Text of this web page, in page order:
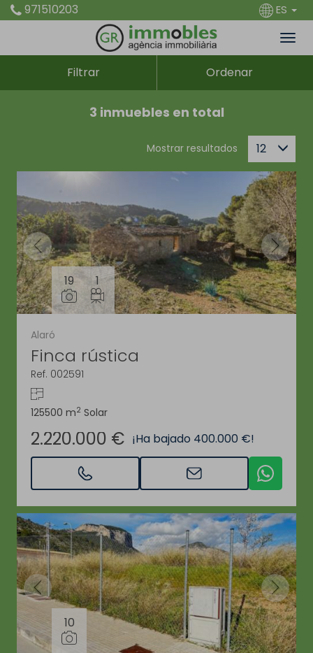
971510203 ES
Filtrar Ordenar
3 inmuebles en total
Mostrar resultados 12
19 1
Alaró
Finca rústica
Ref. 002591
125500 m2 Solar
2.220.000 € ¡Ha bajado 400.000 €!
10